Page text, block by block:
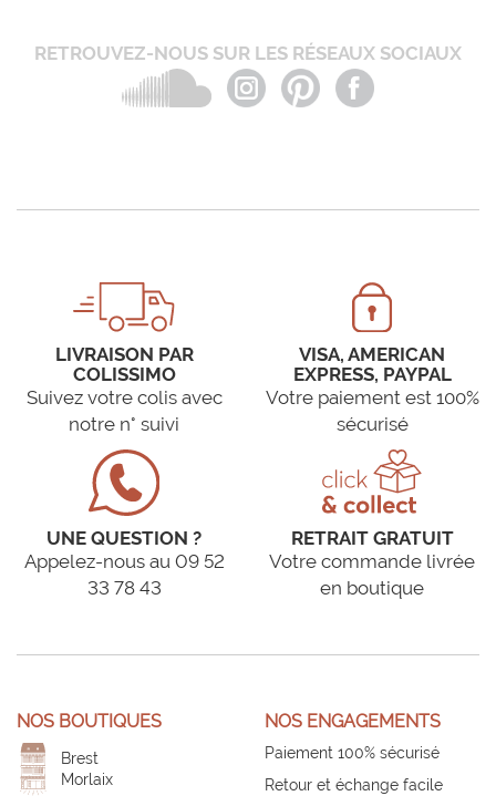
RETROUVEZ-NOUS SUR LES RÉSEAUX SOCIAUX
LIVRAISON PAR
COLISSIMO
Suivez votre colis avec
notre n° suivi
VISA, AMERICAN
EXPRESS, PAYPAL
Votre paiement est 100%
sécurisé
UNE QUESTION ?
Appelez-nous au 09 52
33 78 43
RETRAIT GRATUIT
Votre commande livrée
en boutique
NOS BOUTIQUES
Brest
Morlaix
NOS ENGAGEMENTS
Paiement 100% sécurisé
Retour et échange facile